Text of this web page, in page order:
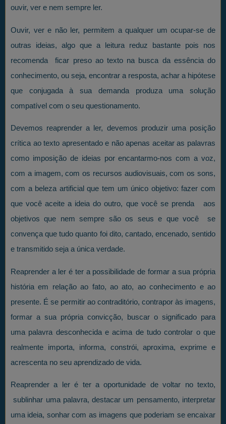
ouvir, ver e nem sempre ler.
Ouvir, ver e não ler, permitem a qualquer um ocupar-se de
outras ideias, algo que a leitura reduz bastante pois nos
recomenda ficar preso ao texto na busca da essência do
conhecimento, ou seja, encontrar a resposta, achar a hipótese
que conjugada à sua demanda produza uma solução
compatível com o seu questionamento.
Devemos reaprender a ler, devemos produzir uma posição
crítica ao texto apresentado e não apenas aceitar as palavras
como imposição de ideias por encantarmo-nos com a voz,
com a imagem, com os recursos audiovisuais, com os sons,
com a beleza artificial que tem um único objetivo: fazer com
que você aceite a ideia do outro, que você se prenda aos
objetivos que nem sempre são os seus e que você se
convença que tudo quanto foi dito, cantado, encenado, sentido
e transmitido seja a única verdade.
Reaprender a ler é ter a possibilidade de formar a sua própria
história em relação ao fato, ao ato, ao conhecimento e ao
presente. É se permitir ao contraditório, contrapor às imagens,
formar a sua própria convicção, buscar o significado para
uma palavra desconhecida e acima de tudo controlar o que
realmente importa, informa, constrói, aproxima, exprime e
acrescenta no seu aprendizado de vida.
Reaprender a ler é ter a oportunidade de voltar no texto,
sublinhar uma palavra, destacar um pensamento, interpretar
uma ideia, sonhar com as imagens que poderiam se encaixar